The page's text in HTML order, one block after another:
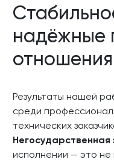
надёжные
отношения
Результаты нашей
среди
технических
Негосударственная
исполнении — это